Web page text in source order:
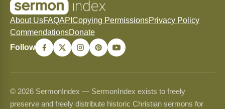
About UsFAQAPI Copying PermissionsPrivacy Policy
CommendationsDonate
Follow
© 2026 SermonIndex — SermonIndex exists to freely
preserve and freely distribute historic Christian sermons for